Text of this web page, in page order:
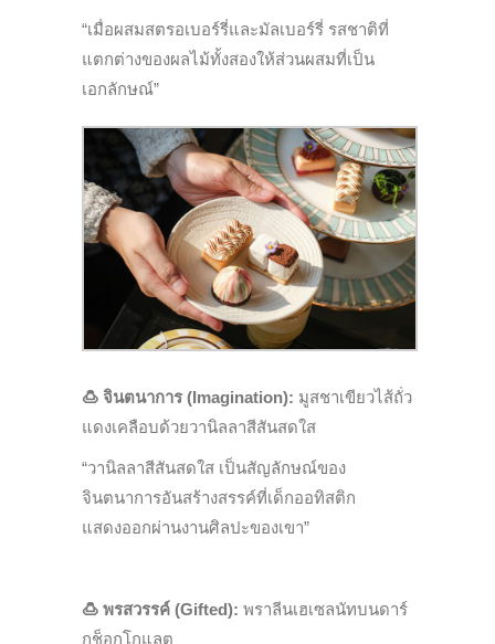
“เมื่อผสมสตรอเบอร์รี่และมัลเบอร์รี่ รสชาติที่
แตกต่างของผลไม้ทั้งสองให้ส่วนผสมที่เป็น
เอกลักษณ์”
🍮 จินตนาการ (Imagination): มูสชาเขียวไส้ถั่ว
แดงเคลือบด้วยวานิลลาสีสันสดใส
“วานิลลาสีสันสดใส เป็นสัญลักษณ์ของ
จินตนาการอันสร้างสรรค์ที่เด็กออทิสติก
แสดงออกผ่านงานศิลปะของเขา”
🍮 พรสวรรค์ (Gifted): พราลีนเฮเซลนัทบนดาร์
กช็อกโกแลต